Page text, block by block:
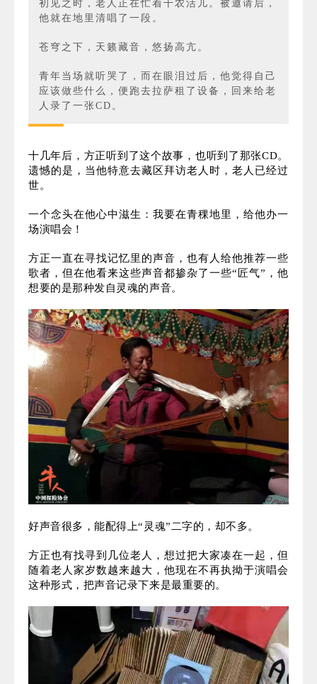
十几年前，一个青年经历了生活中的诸多不顺，
徒步走到了拉萨附近。在当时与其说这是一场探
险，更多像是一种逃避、一种自我放逐。
青年听说这里有一位很会唱歌的老人，便特意前
去拜访。
老人在当地很有名，年轻时曾随团到欧洲演出，
还拿了奖。外国人想将他留在剧场演出，但他却
初见之时，老人正在忙着干农活儿。被邀请后，
他就在地里清唱了一段。
苍穹之下，天籁藏音，悠扬高亢。
应该做些什么，便跑去拉萨租了设备，回来给老
人录了一张CD。
十几年后，方正听到了这个故事，也听到了那张CD。
遗憾的是，当他特意去藏区拜访老人时，老人已经过
世。
一个念头在他心中滋生：我要在青稞地里，给他办一
场演唱会！
方正一直在寻找记忆里的声音，也有人给他推荐一些
歌者，但在他看来这些声音都掺杂了一些“匠气”，他
想要的是那种发自灵魂的声音。